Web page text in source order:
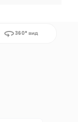
360360° вид